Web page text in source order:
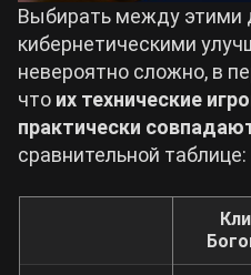
Выбирать между этими
кибернетическими
невероятно сложно, в
что их технические
практически
сравнительной таблице: